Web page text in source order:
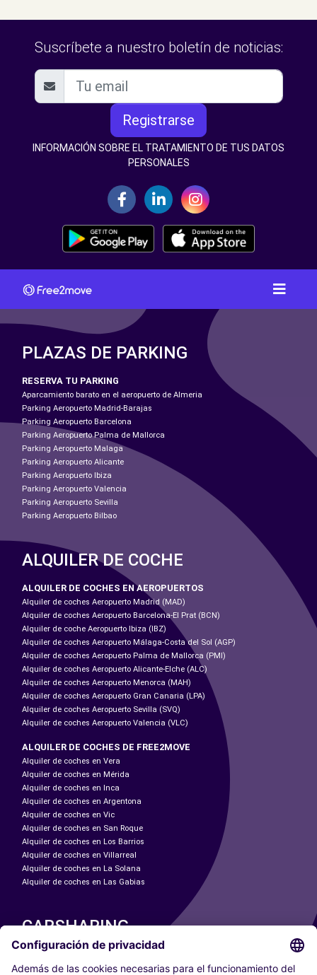
Suscríbete a nuestro boletín de noticias:
Registrarse
INFORMACIÓN SOBRE EL TRATAMIENTO DE TUS DATOS
PERSONALES
PLAZAS DE PARKING
RESERVA TU PARKING
Aparcamiento barato en el aeropuerto de Almeria
Parking Aeropuerto Madrid-Barajas
Parking Aeropuerto Barcelona
Parking Aeropuerto Palma de Mallorca
Parking Aeropuerto Malaga
Parking Aeropuerto Alicante
Parking Aeropuerto Ibiza
Parking Aeropuerto Valencia
Parking Aeropuerto Sevilla
Parking Aeropuerto Bilbao
ALQUILER DE COCHE
ALQUILER DE COCHES EN AEROPUERTOS
Alquiler de coches Aeropuerto Madrid (MAD)
Alquiler de coches Aeropuerto Barcelona-El Prat (BCN)
Alquiler de coche Aeropuerto Ibiza (IBZ)
Alquiler de coches Aeropuerto Málaga-Costa del Sol (AGP)
Alquiler de coches Aeropuerto Palma de Mallorca (PMI)
Alquiler de coches Aeropuerto Alicante-Elche (ALC)
Alquiler de coches Aeropuerto Menorca (MAH)
Alquiler de coches Aeropuerto Gran Canaria (LPA)
Alquiler de coches Aeropuerto Sevilla (SVQ)
Alquiler de coches Aeropuerto Valencia (VLC)
ALQUILER DE COCHES DE FREE2MOVE
Alquiler de coches en Vera
Alquiler de coches en Mérida
Alquiler de coches en Inca
Alquiler de coches en Argentona
Alquiler de coches en Vic
Alquiler de coches en San Roque
Alquiler de coches en Los Barrios
Alquiler de coches en Villarreal
Alquiler de coches en La Solana
Alquiler de coches en Las Gabias
CARSHARING
NUESTRAS CIUDADES
Paris